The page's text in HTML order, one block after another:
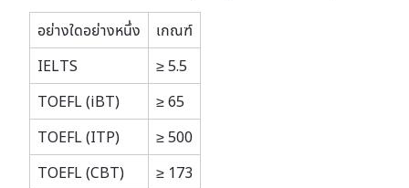
อย่างใดอย่างหนึ่ง
เกณฑ์
IELTS
≥ 5.5
TOEFL (iBT)
≥ 65
TOEFL (ITP)
≥ 500
TOEFL (CBT)
≥ 173